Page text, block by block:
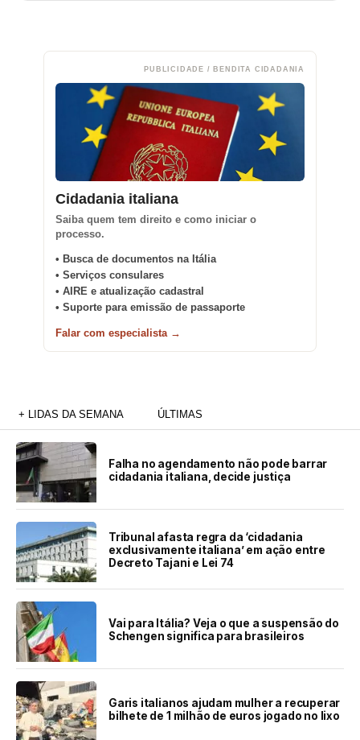
PUBLICIDADE / BENDITA CIDADANIA
Cidadania italiana
Saiba quem tem direito e como iniciar o
processo.
• Busca de documentos na Itália
• Serviços consulares
• AIRE e atualização cadastral
• Suporte para emissão de passaporte
Falar com especialista →
+ LIDAS DA SEMANA ÚLTIMAS
Falha no agendamento não pode barrar
cidadania italiana, decide justiça
Tribunal afasta regra da ‘cidadania
exclusivamente italiana’ em ação entre
Decreto Tajani e Lei 74
Vai para Itália? Veja o que a suspensão do
Schengen significa para brasileiros
Garis italianos ajudam mulher a recuperar
bilhete de 1 milhão de euros jogado no lixo